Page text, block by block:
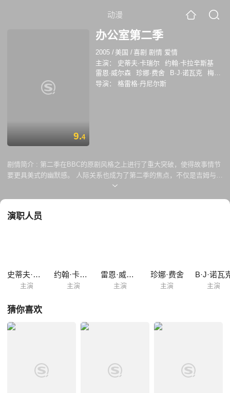
动漫
9.4
办公室第二季
2005 / 美国 /喜剧 剧情 爱情
主演：
史蒂夫·卡瑞尔
约翰·卡拉辛斯基
雷恩·威尔森
珍娜·费舍 B·J·诺瓦克
梅罗
拉·哈丁
莱斯利·大卫·贝克
导演： 格雷格·丹尼尔斯
剧情简介 : 第二季在BBC的原剧风格之上进行了重大突破，使得故事情节
要更具美式的幽默感。 人际关系也成为了第二季的焦点，不仅是吉姆与帕
姆之间的关系，迈克尔和简、瑞安和凯利，以及德怀特和安吉拉之间的关
局却令人震惊。
演职人员
史蒂夫·卡瑞尔
主演
约翰·卡拉辛斯基
主演
雷恩·威尔森
主演
珍娜·费舍
主演
B·J·诺瓦
主演
猜你喜欢